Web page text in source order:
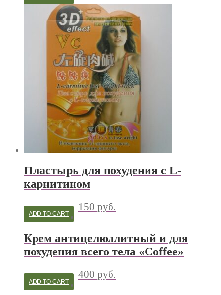
Пластырь для похудения с L-
карнитином
150 руб.
ADD TO CART
Крем антицелюллитный и для
похудения всего тела «Coffee»
400 руб.
ADD TO CART